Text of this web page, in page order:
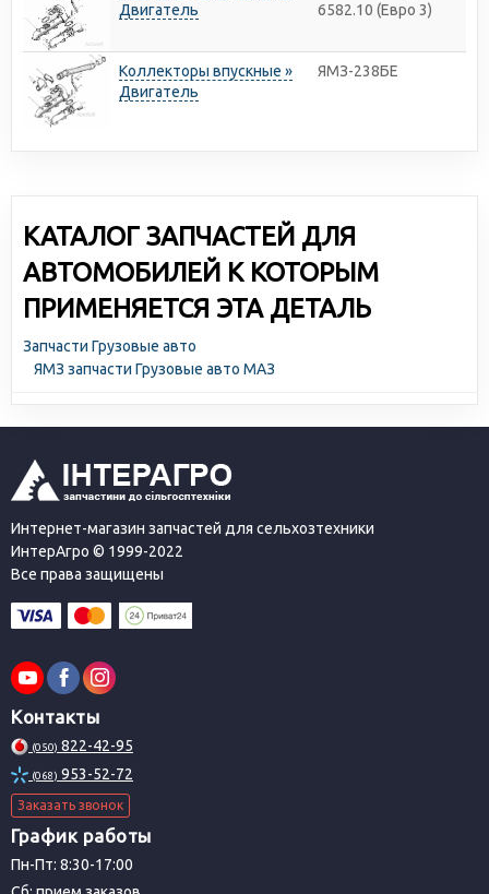
Двигатель
6582.10 (Евро 3)
Коллекторы впускные »
Двигатель
ЯМЗ-238БЕ
КАТАЛОГ ЗАПЧАСТЕЙ ДЛЯ
АВТОМОБИЛЕЙ К КОТОРЫМ
ПРИМЕНЯЕТСЯ ЭТА ДЕТАЛЬ
Запчасти Грузовые авто
ЯМЗ запчасти Грузовые авто МАЗ
Интернет-магазин запчастей для сельхозтехники
ИнтерАгро © 1999-2022
Все права защищены
Контакты
(050) 822-42-95
(068) 953-52-72
Заказать звонок
График работы
Пн-Пт: 8:30-17:00